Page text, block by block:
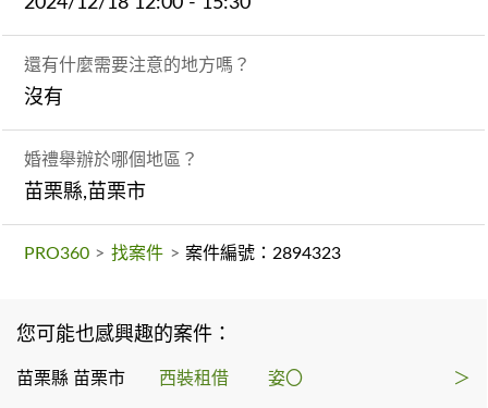
還有什麼需要注意的地方嗎？
沒有
婚禮舉辦於哪個地區？
苗栗縣,苗栗市
PRO360 > 找案件 > 案件編號：2894323
您可能也感興趣的案件：
苗栗縣 苗栗市 西裝租借 姿〇 ＞